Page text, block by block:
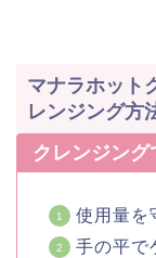
マナラホット
レンジング方
クレンジング
使用量を
手の平で